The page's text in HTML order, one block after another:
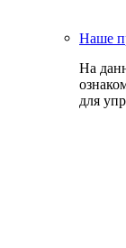
Наше
На
для